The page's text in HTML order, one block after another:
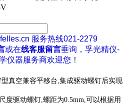
服务热线021-2279
或在线客服留言垂询，孚光精仪-
仪器服务商欢迎您！
型真空兼容平移台,集成驱动螺钉后实现
度驱动螺钉,螺距为0.5mm,可以根据用